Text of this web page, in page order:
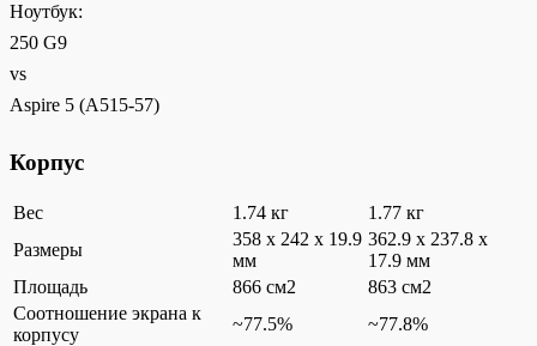
Ноутбук:
250 G9
vs
Aspire 5 (A515-57)
Корпус
Вес 1.74 кг
1.77 кг
Размеры
358 x 242 x 19.9
мм
362.9 x 237.8 x
17.9 мм
Площадь
866 см2
863 см2
Соотношение экрана к
корпусу
~77.5%
~77.8%